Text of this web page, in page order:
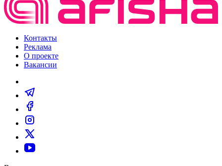
Контакты
Реклама
О проекте
Вакансии